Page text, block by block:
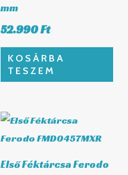
mm
52.990Ft
KOSÁRBA
TESZEM
Első Féktárcsa Ferodo